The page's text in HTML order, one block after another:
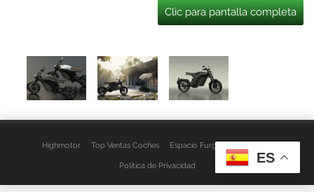
Clic para pantalla completa
Highmotor Top Ventas Coches Espacio Furgo Aviso Legal
Política de Privacidad ES